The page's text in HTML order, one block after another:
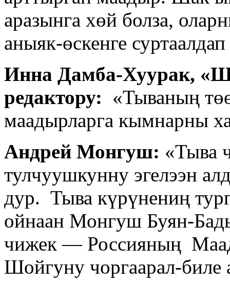
аразынга хөй болза,
аныяк-өскенге
Инна Дамба-Хуурак,
редактору: «Тываның
маадырларга кымнарны
Андрей Монгуш: «Тыва
тулчуушкунну эгелээн
дур. Тыва күрүнениң
ойнаан Монгуш Буян-
чижек — Россияның
Шойгуну чоргаарал-биле